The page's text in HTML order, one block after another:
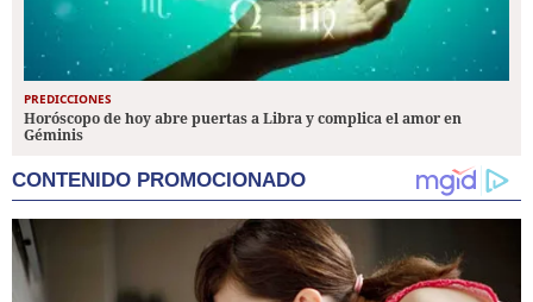
PREDICCIONES
Horóscopo de hoy abre puertas a Libra y complica el amor en
Géminis
CONTENIDO PROMOCIONADO